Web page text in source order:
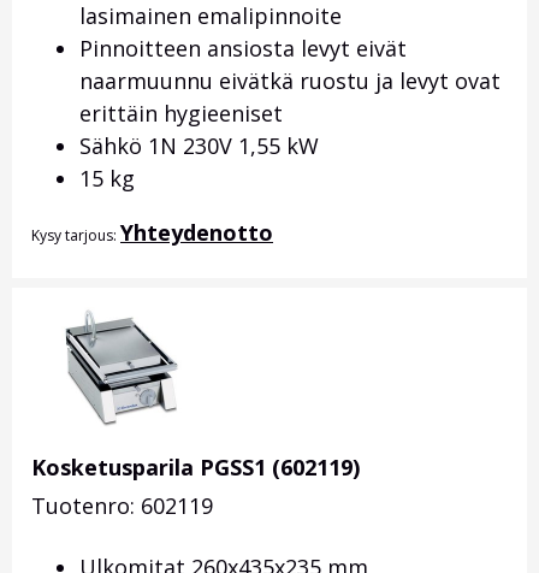
lasimainen emalipinnoite
Pinnoitteen ansiosta levyt eivät
naarmuunnu eivätkä ruostu ja levyt ovat
erittäin hygieeniset
Sähkö 1N 230V 1,55 kW
15 kg
Kysy tarjous: Yhteydenotto
Kosketusparila PGSS1 (602119)
Tuotenro: 602119
Ulkomitat 260x435x235 mm